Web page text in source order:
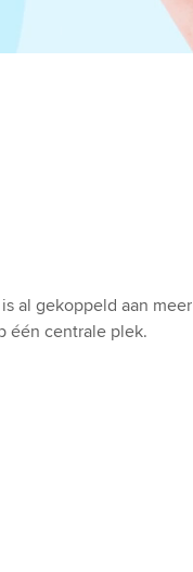
al gekoppeld aan meer
één centrale plek.